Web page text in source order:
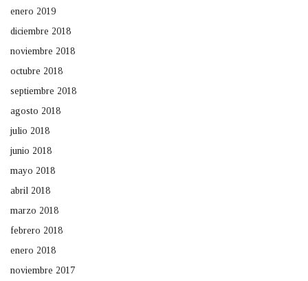
enero 2019
diciembre 2018
noviembre 2018
octubre 2018
septiembre 2018
agosto 2018
julio 2018
junio 2018
mayo 2018
abril 2018
marzo 2018
febrero 2018
enero 2018
noviembre 2017